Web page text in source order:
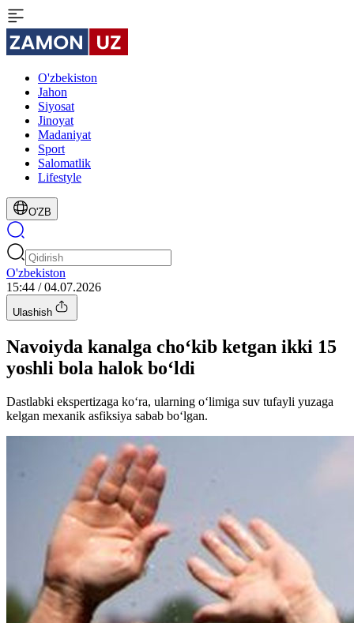
O'zbekiston
Jahon
Siyosat
Jinoyat
Madaniyat
Sport
Salomatlik
Lifestyle
O'ZB
O'zbekiston
15:44 / 04.07.2026
Ulashish
Navoiyda kanalga cho‘kib ketgan ikki 15
yoshli bola halok bo‘ldi
Dastlabki ekspertizaga ko‘ra, ularning o‘limiga suv tufayli yuzaga
kelgan mexanik asfiksiya sabab bo‘lgan.